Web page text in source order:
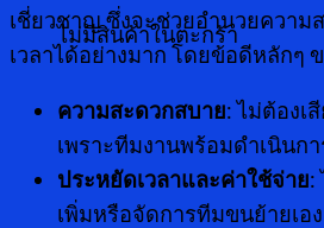
ไม่มีสินค้าในตะกร้า
เชี่ยวชาญ ซึ่งจะช่วยอำนวยความ
เวลาได้อย่างมาก โดยข้อดีหลักๆ
ความสะดวกสบาย: ไม่ต้องเ
เพราะทีมงานพร้อมดำเนินก
ประหยัดเวลาและค่าใช้จ่าย:
เพิ่มหรือจัดการทีมขนย้ายเอ